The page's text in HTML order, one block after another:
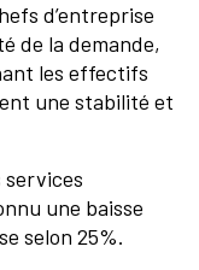
d’entreprise
de la demande,
les effectifs
une stabilité et
services
une baisse
selon 25%.